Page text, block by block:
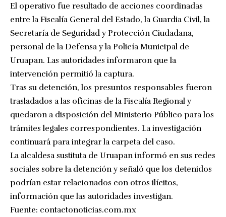
El operativo fue resultado de acciones coordinadas
entre la Fiscalía General del Estado, la Guardia Civil, la
Secretaría de Seguridad y Protección Ciudadana,
personal de la Defensa y la Policía Municipal de
Uruapan. Las autoridades informaron que la
intervención permitió la captura.
Tras su detención, los presuntos responsables fueron
trasladados a las oficinas de la Fiscalía Regional y
quedaron a disposición del Ministerio Público para los
trámites legales correspondientes. La investigación
continuará para integrar la carpeta del caso.
La alcaldesa sustituta de Uruapan informó en sus redes
sociales sobre la detención y señaló que los detenidos
podrían estar relacionados con otros ilícitos,
información que las autoridades investigan.
Fuente: contactonoticias.com.mx